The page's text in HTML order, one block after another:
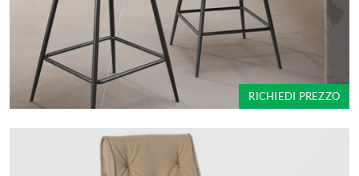
RICHIEDI PREZZO